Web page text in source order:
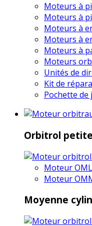
Moteurs à
Moteurs à
Moteurs à
Moteurs à
Moteurs à
Moteurs
Unités de
Kit de
Pochette de
Orbitrol
Moteur OML
Moteur
Moyenne